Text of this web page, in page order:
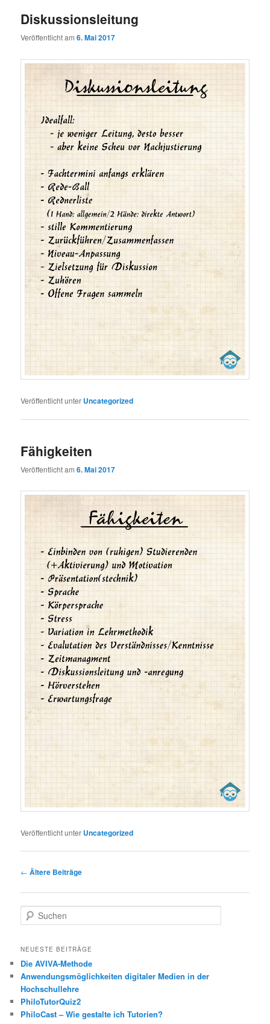
Diskussionsleitung
Veröffentlicht am6. Mai 2017
Veröffentlicht unter Uncategorized
Fähigkeiten
Veröffentlicht am6. Mai 2017
Veröffentlicht unter Uncategorized
Beitragsnavigation
← Ältere Beiträge
u
h
n
NEUESTE BEITRÄGE
Die AVIVA-Methode
Anwendungsmöglichkeiten digitaler Medien in der
Hochschullehre
PhiloTutorQuiz2
PhiloCast – Wie gestalte ich Tutorien?